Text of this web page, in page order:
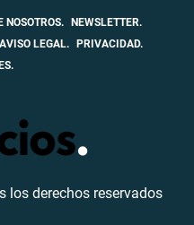
NOSOTROS. NEWSLETTER.
AVISO LEGAL. PRIVACIDAD.
los derechos reservados